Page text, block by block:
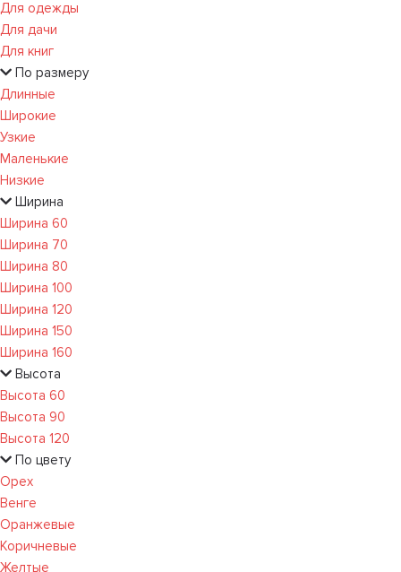
Для одежды
Для дачи
Для книг
По размеру
Длинные
Широкие
Узкие
Маленькие
Низкие
Ширина
Ширина 60
Ширина 70
Ширина 80
Ширина 100
Ширина 120
Ширина 150
Ширина 160
Высота
Высота 60
Высота 90
Высота 120
По цвету
Орех
Венге
Оранжевые
Коричневые
Желтые